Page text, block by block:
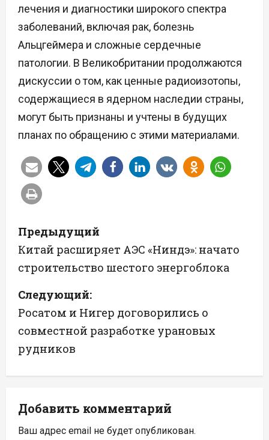
лечения и диагностики широкого спектра
заболеваний, включая рак, болезнь
Альцгеймера и сложные сердечные
патологии. В Великобритании продолжаются
дискуссии о том, как ценные радиоизотопы,
содержащиеся в ядерном наследии страны,
могут быть признаны и учтены в будущих
планах по обращению с этими материалами.
Н
а
в
и
г
а
ц
и
я
Предыдущий
Китай расширяет АЭС «Ниндэ»: начато
строительство шестого энергоблока
Следующий:
Росатом и Нигер договорились о
совместной разработке урановых
рудников
Добавить комментарий
Ваш адрес email не будет опубликован.